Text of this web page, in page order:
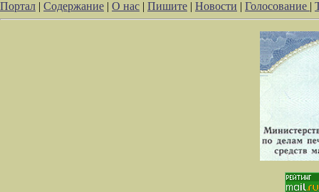
Портал | Содержание | О нас | Пишите | Новости | Голосование |